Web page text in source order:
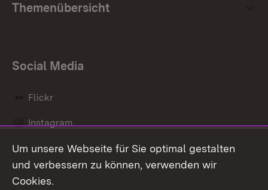
Themenübersicht
Social Media
Flickr
Instagram
Social Wall
Um unsere Webseite für Sie optimal gestalten
und verbessern zu können, verwenden wir
Cookies.